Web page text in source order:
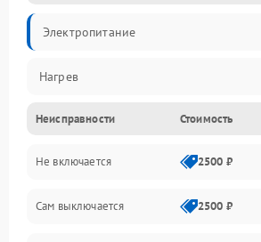
Электропитание
Нагрев
Неисправности Стоимость
Не включается 2500 ₽
Сам выключается 2500 ₽